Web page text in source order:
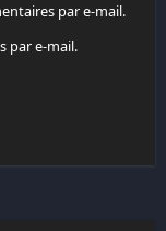
par e-mail.
par e-mail.